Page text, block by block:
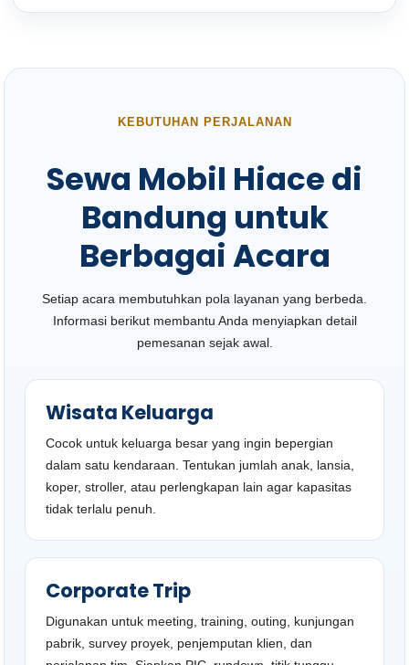
KEBUTUHAN PERJALANAN
Sewa Mobil Hiace di
Bandung untuk
Berbagai Acara
Setiap acara membutuhkan pola layanan yang berbeda.
Informasi berikut membantu Anda menyiapkan detail
pemesanan sejak awal.
Wisata Keluarga
Cocok untuk keluarga besar yang ingin bepergian
dalam satu kendaraan. Tentukan jumlah anak, lansia,
koper, stroller, atau perlengkapan lain agar kapasitas
tidak terlalu penuh.
Corporate Trip
Digunakan untuk meeting, training, outing, kunjungan
pabrik, survey proyek, penjemputan klien, dan